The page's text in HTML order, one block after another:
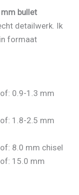
bullet
detailwerk. Ik
formaat
0.9-1.3 mm
1.8-2.5 mm
8.0 mm chisel
15.0 mm